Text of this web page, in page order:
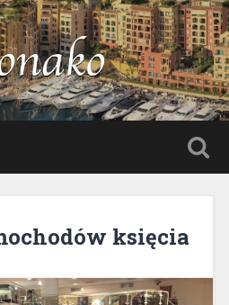
księcia